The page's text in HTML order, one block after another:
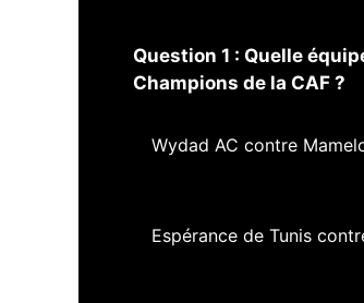
Question 1 : Quelle
Champions de la CAF ?
Wydad AC contre
Espérance de Tunis